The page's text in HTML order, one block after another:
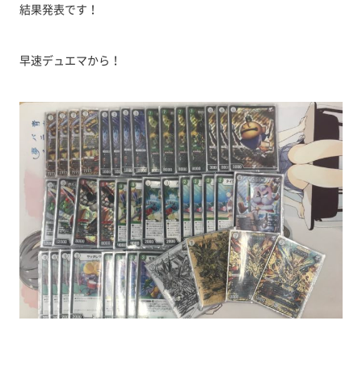
結果発表です！
早速デュエマから！